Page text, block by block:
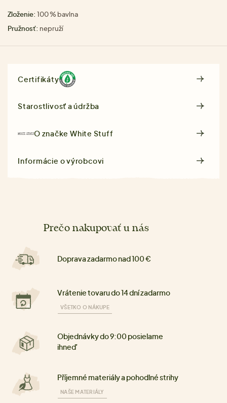
Zloženie: 100 % bavlna
Pružnosť: nepruží
Certifikáty
Starostlivosť a údržba
O značkeWhite Stuff
Informácie o výrobcovi
Prečo nakupovať u nás
Doprava zadarmo nad 100 €
Vrátenie tovaru do 14 dní zadarmo
VŠETKO O NÁKUPE
Objednávky do 9:00 posielame
ihneď
Příjemné materiály a pohodlné strihy
NAŠE MATERIÁLY